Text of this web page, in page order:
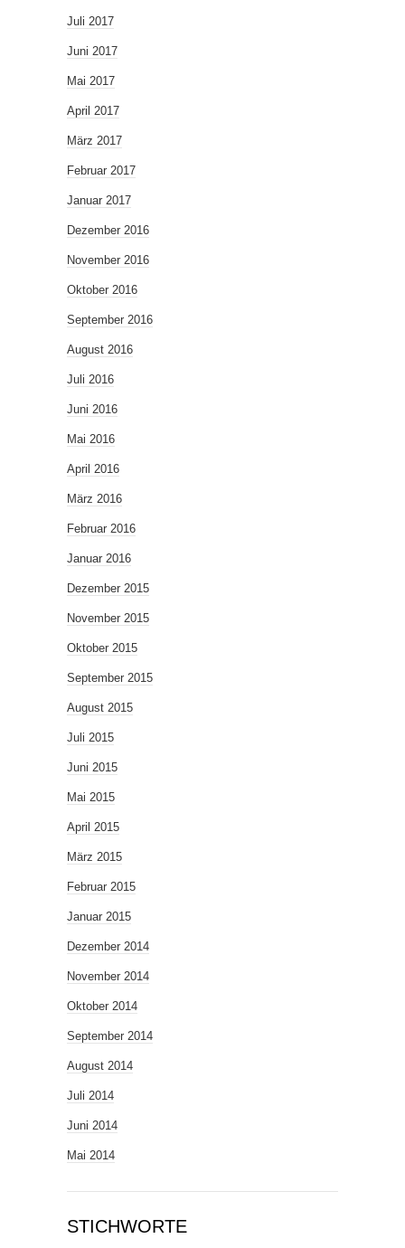
Juli 2017
Juni 2017
Mai 2017
April 2017
März 2017
Februar 2017
Januar 2017
Dezember 2016
November 2016
Oktober 2016
September 2016
August 2016
Juli 2016
Juni 2016
Mai 2016
April 2016
März 2016
Februar 2016
Januar 2016
Dezember 2015
November 2015
Oktober 2015
September 2015
August 2015
Juli 2015
Juni 2015
Mai 2015
April 2015
März 2015
Februar 2015
Januar 2015
Dezember 2014
November 2014
Oktober 2014
September 2014
August 2014
Juli 2014
Juni 2014
Mai 2014
STICHWORTE